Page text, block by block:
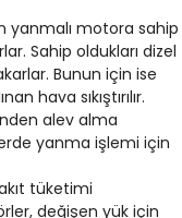
yanmalı motora sahip
Sahip oldukları dizel
Bunun için ise
hava sıkıştırılır.
alev alma
yanma işlemi için
tüketimi
değişen yük için